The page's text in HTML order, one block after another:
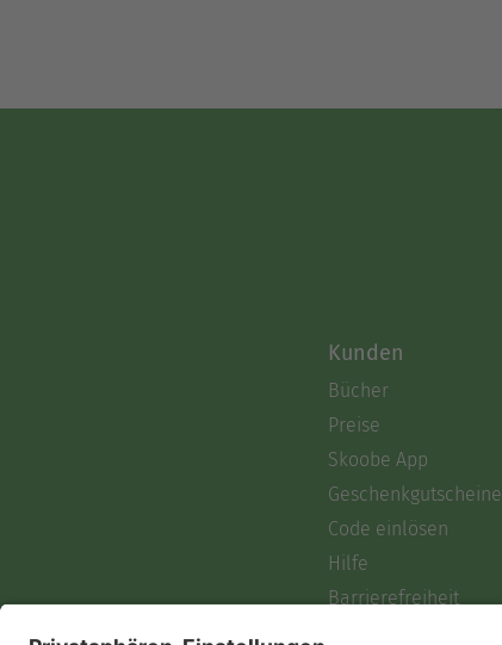
Kunden
Bücher
Preise
Skoobe App
Geschenkgutscheine
Code einlösen
Hilfe
Barrierefreiheit